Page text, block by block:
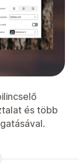
és több